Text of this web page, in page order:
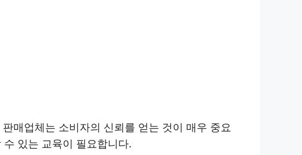
매업체는 소비자의 신뢰를 얻는 것이 매우 중요
있는 교육이 필요합니다.